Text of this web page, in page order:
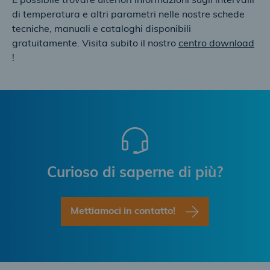
di temperatura e altri parametri nelle nostre schede
tecniche, manuali e cataloghi disponibili
gratuitamente. Visita subito il nostro centro download
!
Curioso di saperne di più?
Mettiamoci in contatto!